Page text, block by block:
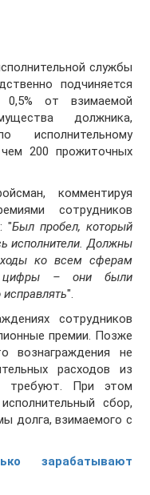
службы
подчиняется
0,5% от взимаемой
должника,
исполнительному
200 прожиточных
комментируя
сотрудников
"Был пробел, который
исполнители. Должны
ко всем сферам
цифры – они были
".
сотрудников
премии. Позже
вознаграждения не
расходов из
требуют. При этом
сбор,
долга, взимаемого с
зарабатывают